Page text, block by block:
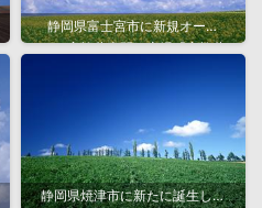
静岡県富士宮市に新規オープ
ン！家族葬専門の斎場「家族葬
静岡県焼津市に新たに誕生した